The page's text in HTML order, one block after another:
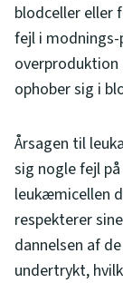
blodceller eller
fejl i modnings-
ophober sig i
Årsagen til
sig nogle fejl
leukæmicellen
respekterer
dannelsen af
undertrykt,